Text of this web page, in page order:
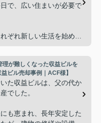
で、広い住まいが必要で
ぞれ新しい生活を始める
ぎるね。」
理が難しくなった収益ビルを
ビル売却事例｜ACF様】
た収益ビルは、父の代か
でした。
も恵まれ、長年安定した